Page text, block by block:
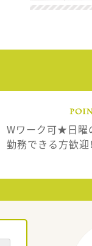
Wワーク可★日曜
勤務できる方歓迎